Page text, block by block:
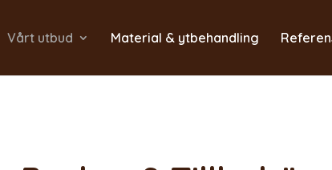
Vårt utbud Material & ytbehandling